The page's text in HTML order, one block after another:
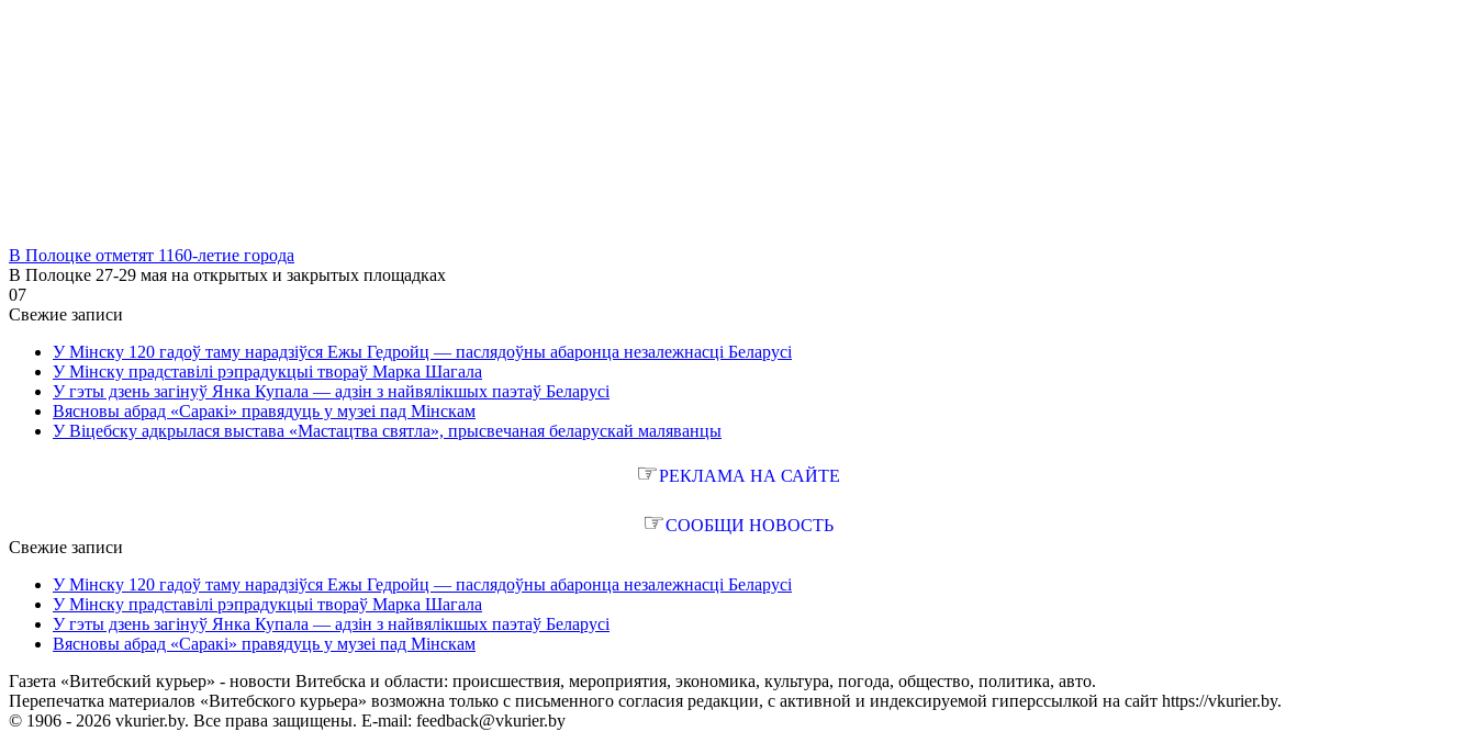
В Полоцке отметят 1160-летие города
В Полоцке 27-29 мая на открытых и закрытых площадках
07
Свежие записи
У Мінску 120 гадоў таму нарадзіўся Ежы Гедройц — паслядоўны абаронца незалежнасці Беларусі
У Мінску прадставілі рэпрадукцыі твораў Марка Шагала
У гэты дзень загінуў Янка Купала — адзін з найвялікшых паэтаў Беларусі
Вясновы абрад «Саракі» правядуць у музеі пад Мінскам
У Віцебску адкрылася выстава «Мастацтва святла», прысвечаная беларускай маляванцы
☞РЕКЛАМА НА САЙТЕ
☞СООБЩИ НОВОСТЬ
Свежие записи
У Мінску 120 гадоў таму нарадзіўся Ежы Гедройц — паслядоўны абаронца незалежнасці Беларусі
У Мінску прадставілі рэпрадукцыі твораў Марка Шагала
У гэты дзень загінуў Янка Купала — адзін з найвялікшых паэтаў Беларусі
Вясновы абрад «Саракі» правядуць у музеі пад Мінскам
Газета «Витебский курьер» - новости Витебска и области: происшествия, мероприятия, экономика, культура, погода, общество, политика, авто.
Перепечатка материалов «Витебского курьера» возможна только с письменного согласия редакции, с активной и индексируемой гиперссылкой на сайт https://vkurier.by.
© 1906 - 2026 vkurier.by. Все права защищены. E-mail: feedback@vkurier.by